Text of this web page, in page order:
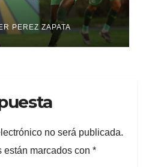
PEREZ ZAPATA
no será publicada.
están marcados con *